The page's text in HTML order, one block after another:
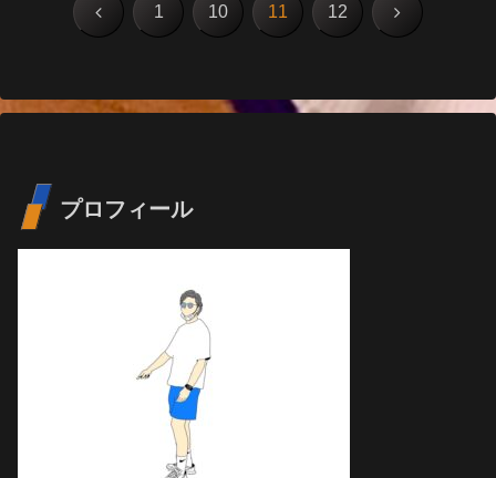
前 1 10 11 12 次
プロフィール